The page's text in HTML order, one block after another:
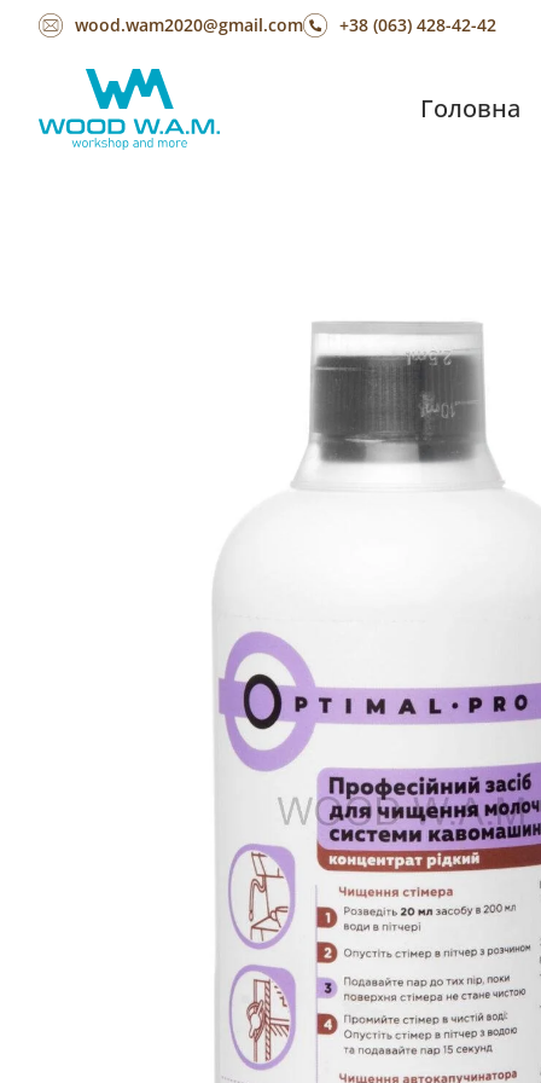
wood.wam2020@gmail.com +38 (063) 428-42-42
Головна